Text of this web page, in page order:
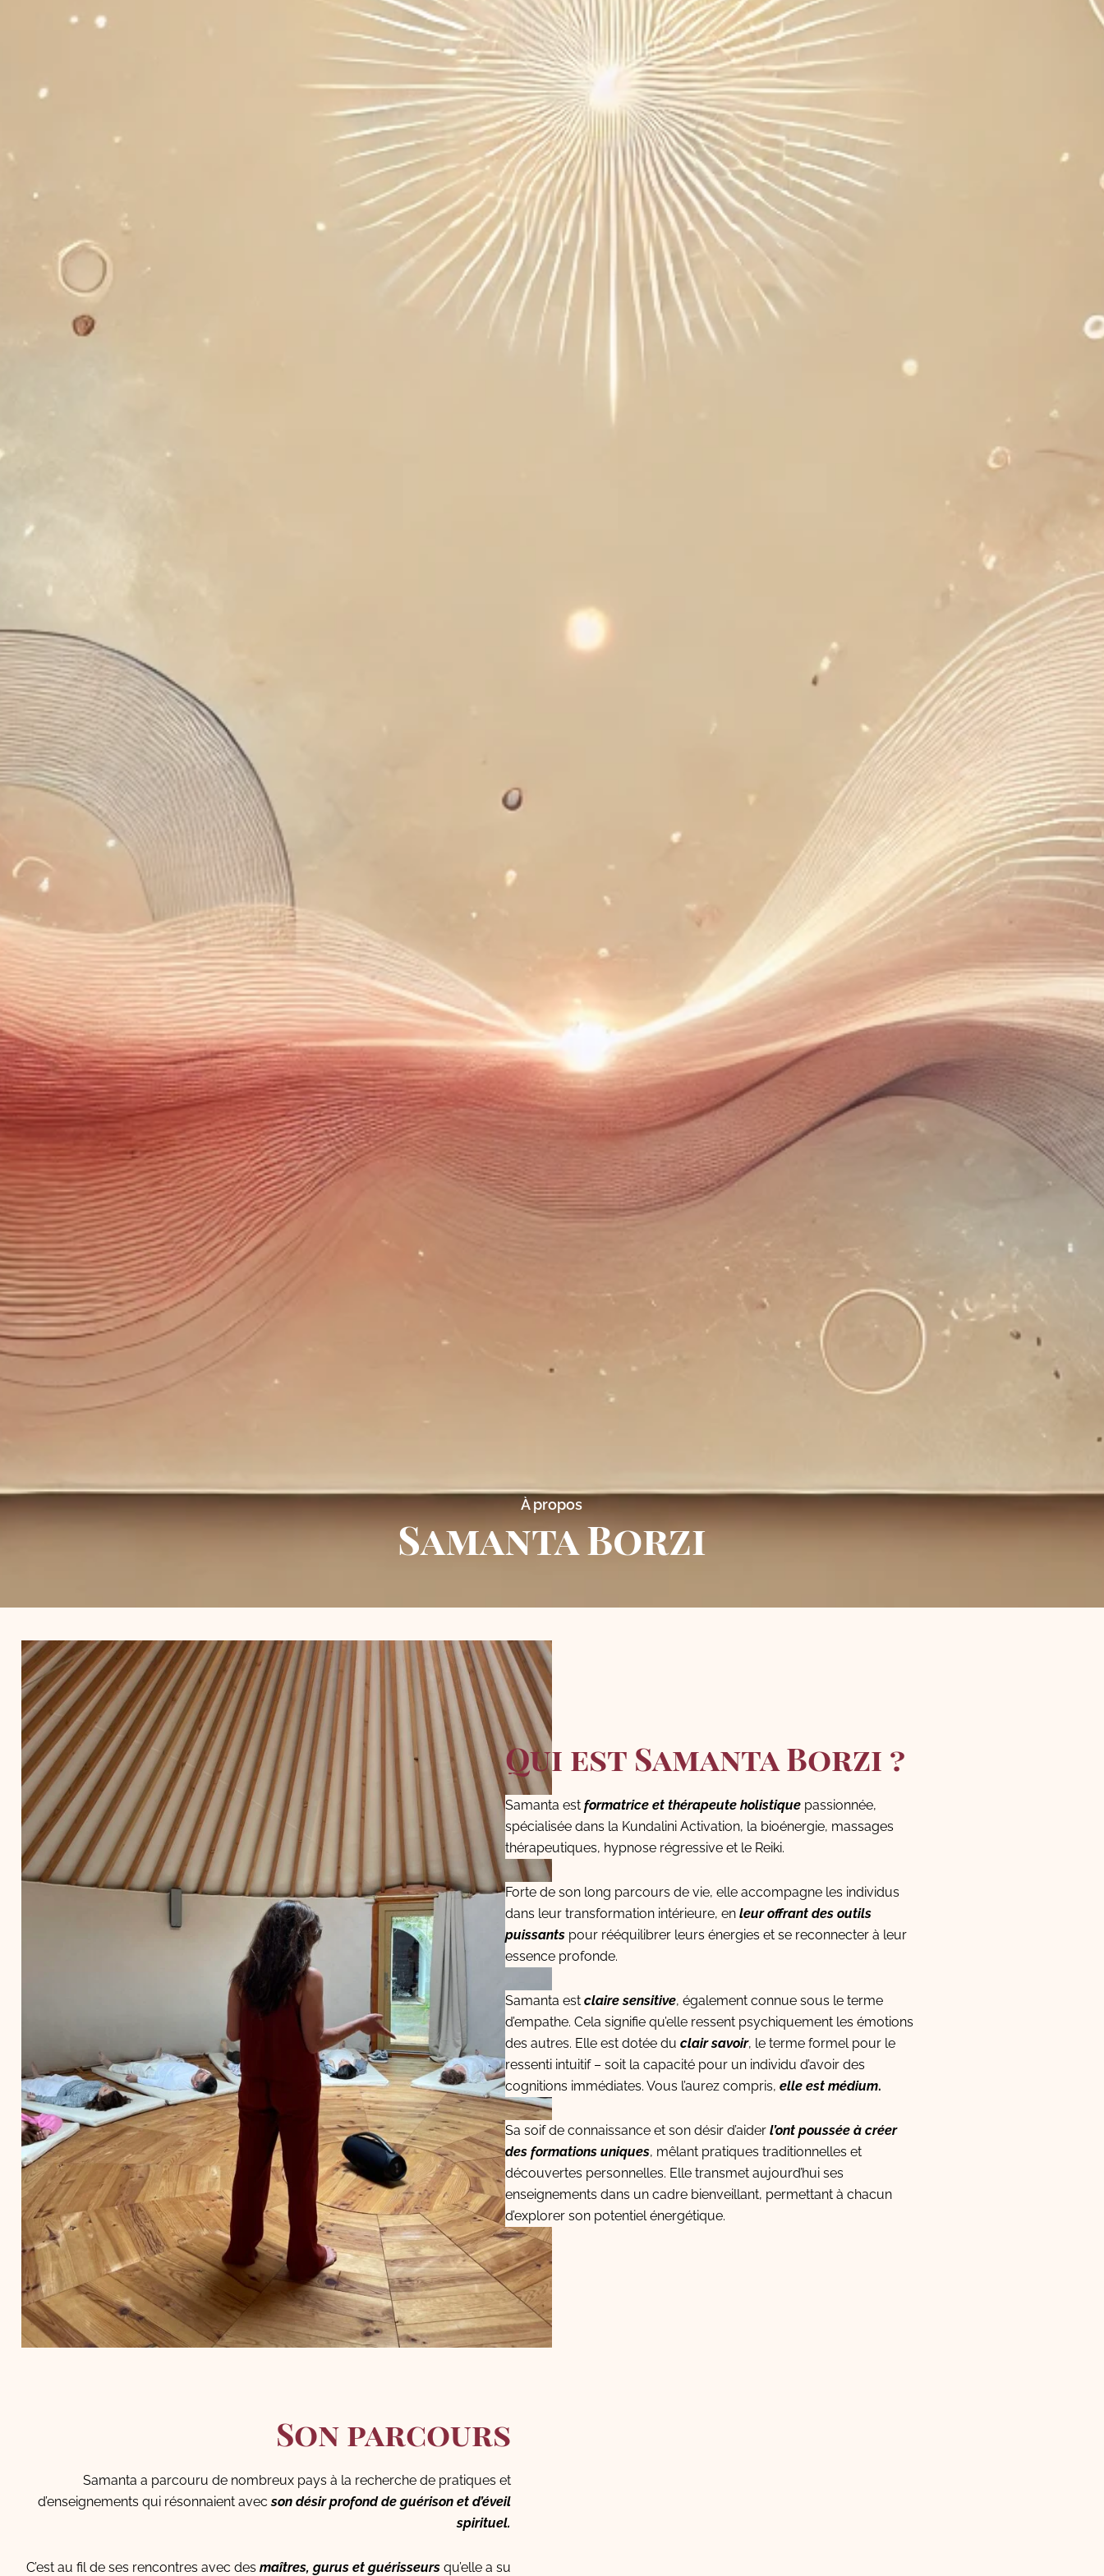
À propos
Samanta Borzi
Qui est Samanta Borzi ?
Samanta est formatrice et thérapeute holistique passionnée,
spécialisée dans la Kundalini Activation, la bioénergie, massages
thérapeutiques, hypnose régressive et le Reiki.
Forte de son long parcours de vie, elle accompagne les individus
dans leur transformation intérieure, en leur offrant des outils
puissants pour rééquilibrer leurs énergies et se reconnecter à leur
essence profonde.
Samanta est claire sensitive, également connue sous le terme
d’empathe. Cela signifie qu’elle ressent psychiquement les émotions
des autres. Elle est dotée du clair savoir, le terme formel pour le
ressenti intuitif – soit la capacité pour un individu d’avoir des
cognitions immédiates. Vous l’aurez compris, elle est médium.
Sa soif de connaissance et son désir d’aider l’ont poussée à créer
des formations uniques, mêlant pratiques traditionnelles et
découvertes personnelles. Elle transmet aujourd’hui ses
enseignements dans un cadre bienveillant, permettant à chacun
d’explorer son potentiel énergétique.
Son parcours
Samanta a parcouru de nombreux pays à la recherche de pratiques et
d’enseignements qui résonnaient avecson désir profond de guérison et d’éveil
spirituel.
C’est au fil de ses rencontres avec des maîtres, gurus et guérisseurs qu’elle a su